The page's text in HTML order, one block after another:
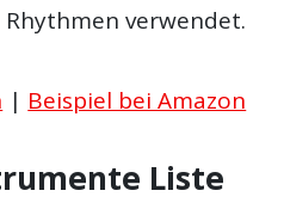
verwendet.
| Beispiel bei Amazon
Liste